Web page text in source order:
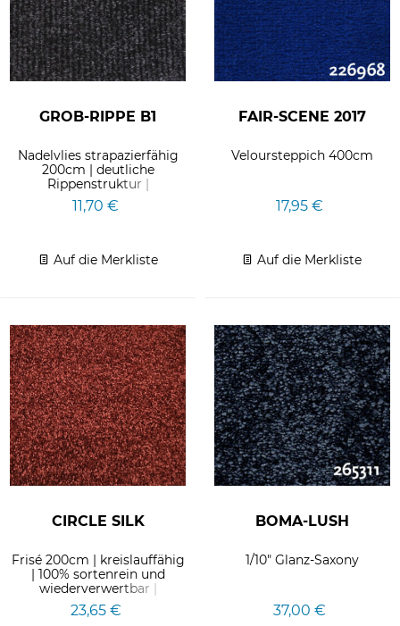
GROB-RIPPE B1
Nadelvlies strapazierfähig
200cm | deutliche
Rippenstruktur |
Gesamtstärke ca. 6mm
11,70 €
Auf die Merkliste
FAIR-SCENE 2017
Veloursteppich 400cm
17,95 €
Auf die Merkliste
CIRCLE SILK
Frisé 200cm | kreislauffähig
| 100% sortenrein und
wiederverwertbar |
takeback&recycle by
Markus...
23,65 €
BOMA-LUSH
1/10" Glanz-Saxony
37,00 €